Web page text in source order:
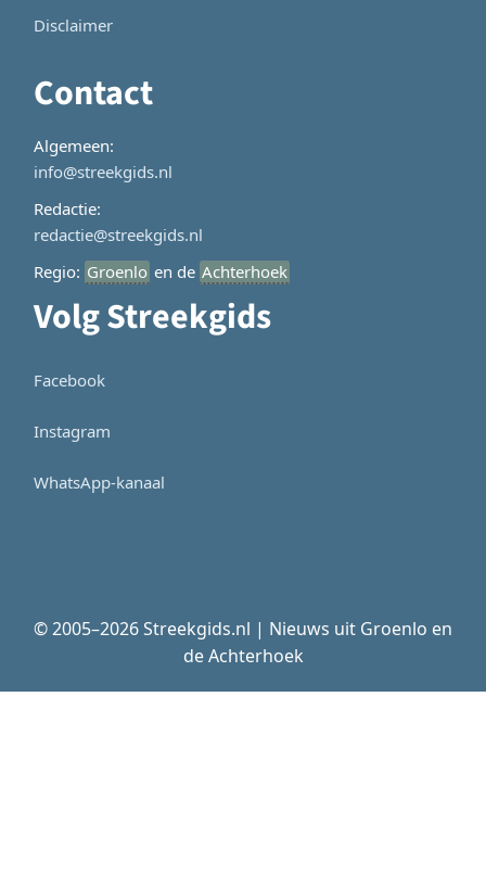
Disclaimer
Contact
Algemeen:
info@streekgids.nl
Redactie:
redactie@streekgids.nl
Regio: Groenlo en de Achterhoek
Volg Streekgids
Facebook
Instagram
WhatsApp-kanaal
© 2005–2026 Streekgids.nl | Nieuws uit Groenlo en
de Achterhoek